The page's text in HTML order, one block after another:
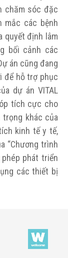
chăm sóc đặc
mắc các bệnh
quyết định lâm
bối cảnh các
án cũng đang
để hỗ trợ phục
dự án VITAL
tích cực cho
trọng khác của
kinh tế y tế,
“Chương trình
phát triển
các thiết bị